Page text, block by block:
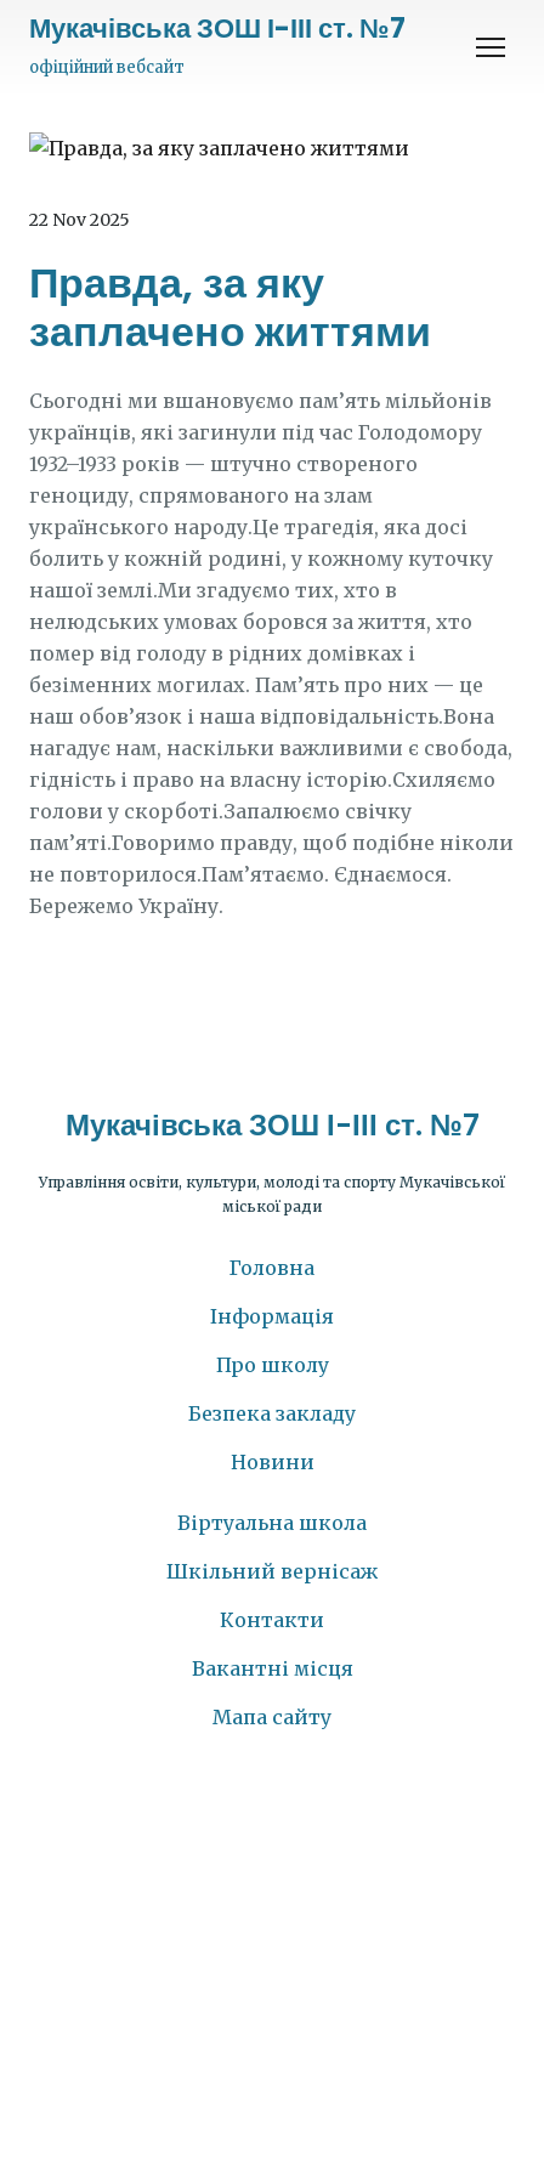
Мукачівська ЗОШ І-ІІІ ст. №7
офіційний вебсайт
22 Nov 2025
Правда, за яку
заплачено життями
Сьогодні ми вшановуємо пам’ять мільйонів
українців, які загинули під час Голодомору
1932–1933 років — штучно створеного
геноциду, спрямованого на злам
українського народу.Це трагедія, яка досі
болить у кожній родині, у кожному куточку
нашої землі.Ми згадуємо тих, хто в
нелюдських умовах боровся за життя, хто
помер від голоду в рідних домівках і
безіменних могилах. Пам’ять про них — це
наш обов’язок і наша відповідальність.Вона
нагадує нам, наскільки важливими є свобода,
гідність і право на власну історію.Схиляємо
голови у скорботі.Запалюємо свічку
пам’яті.Говоримо правду, щоб подібне ніколи
не повторилося.Пам’ятаємо. Єднаємося.
Бережемо Україну.
Мукачівська ЗОШ І-ІІІ ст. №7
Управління освіти, культури, молоді та спорту Мукачівської
міської ради
Головна
Інформація
Про школу
Безпека закладу
Новини
Віртуальна школа
Шкільний вернісаж
Контакти
Вакантні місця
Мапа сайту